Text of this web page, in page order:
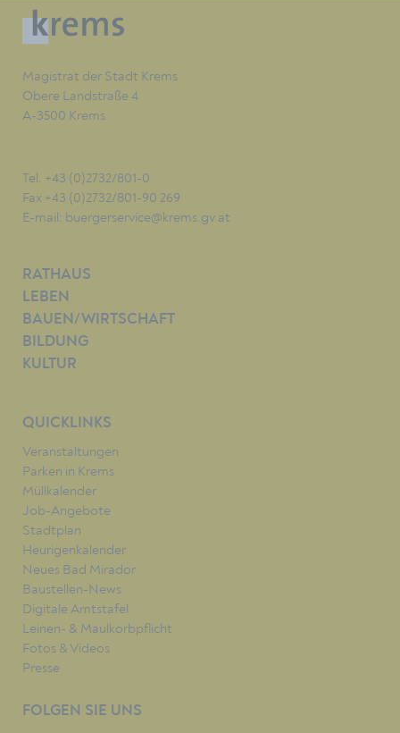
Magistrat der Stadt Krems
Obere Landstraße 4
A-3500 Krems
Tel. +43 (0)2732/801-0
Fax +43 (0)2732/801-90 269
E-mail: buergerservice@krems.gv.at
RATHAUS
LEBEN
BAUEN/WIRTSCHAFT
BILDUNG
KULTUR
QUICKLINKS
Veranstaltungen
Parken in Krems
Müllkalender
Job-Angebote
Stadtplan
Heurigenkalender
Neues Bad Mirador
Baustellen-News
Digitale Amtstafel
Leinen- & Maulkorbpflicht
Fotos & Videos
Presse
FOLGEN SIE UNS